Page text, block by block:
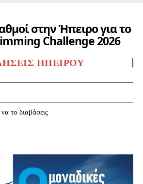
στην Ήπειρο για το
Challenge 2026
ΗΠΕΊΡΟΥ
να το διαβάσεις